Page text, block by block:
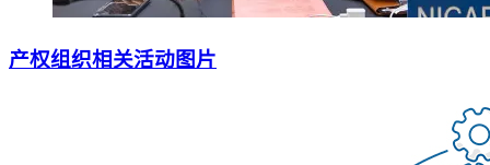
产权组织相关活动图片